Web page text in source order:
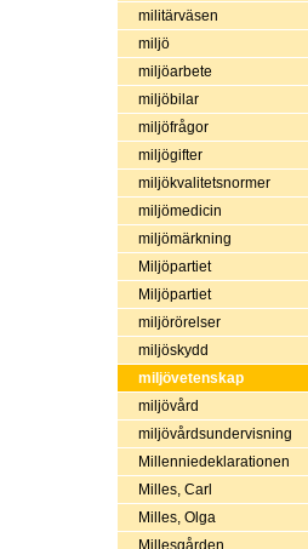
militärväsen
miljö
miljöarbete
miljöbilar
miljöfrågor
miljögifter
miljökvalitetsnormer
miljömedicin
miljömärkning
Miljöpartiet
Miljöpartiet
miljörörelser
miljöskydd
miljövetenskap
miljövård
miljövårdsundervisning
Millenniedeklarationen
Milles, Carl
Milles, Olga
Millesgården